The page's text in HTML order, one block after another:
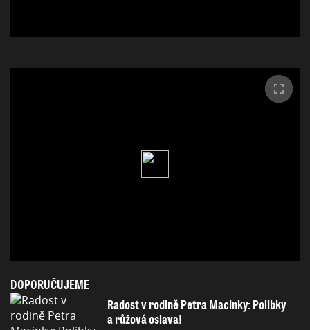
DOPORUČUJEME
Radost v rodině Petra Macinky: Polibky
a růžová oslava!